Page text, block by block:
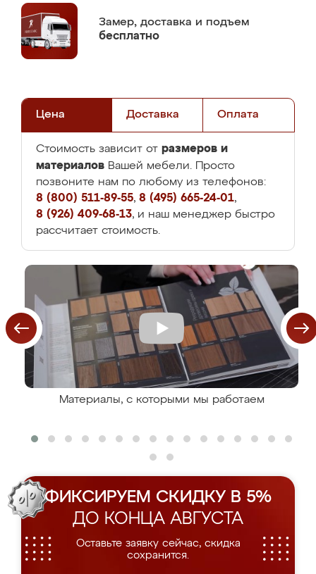
Замер, доставка и подъем
бесплатно
Цена Доставка Оплата
Стоимость зависит от размеров и
материалов Вашей мебели. Просто
позвоните нам по любому из телефонов:
8 (800) 511-89-55, 8 (495) 665-24-01,
8 (926) 409-68-13, и наш менеджер быстро
рассчитает стоимость.
Материалы, с которыми мы работаем
ФИКСИРУЕМ СКИДКУ В 5%
ДО КОНЦА АВГУСТА
Оставьте заявку сейчас, скидка
сохранится.